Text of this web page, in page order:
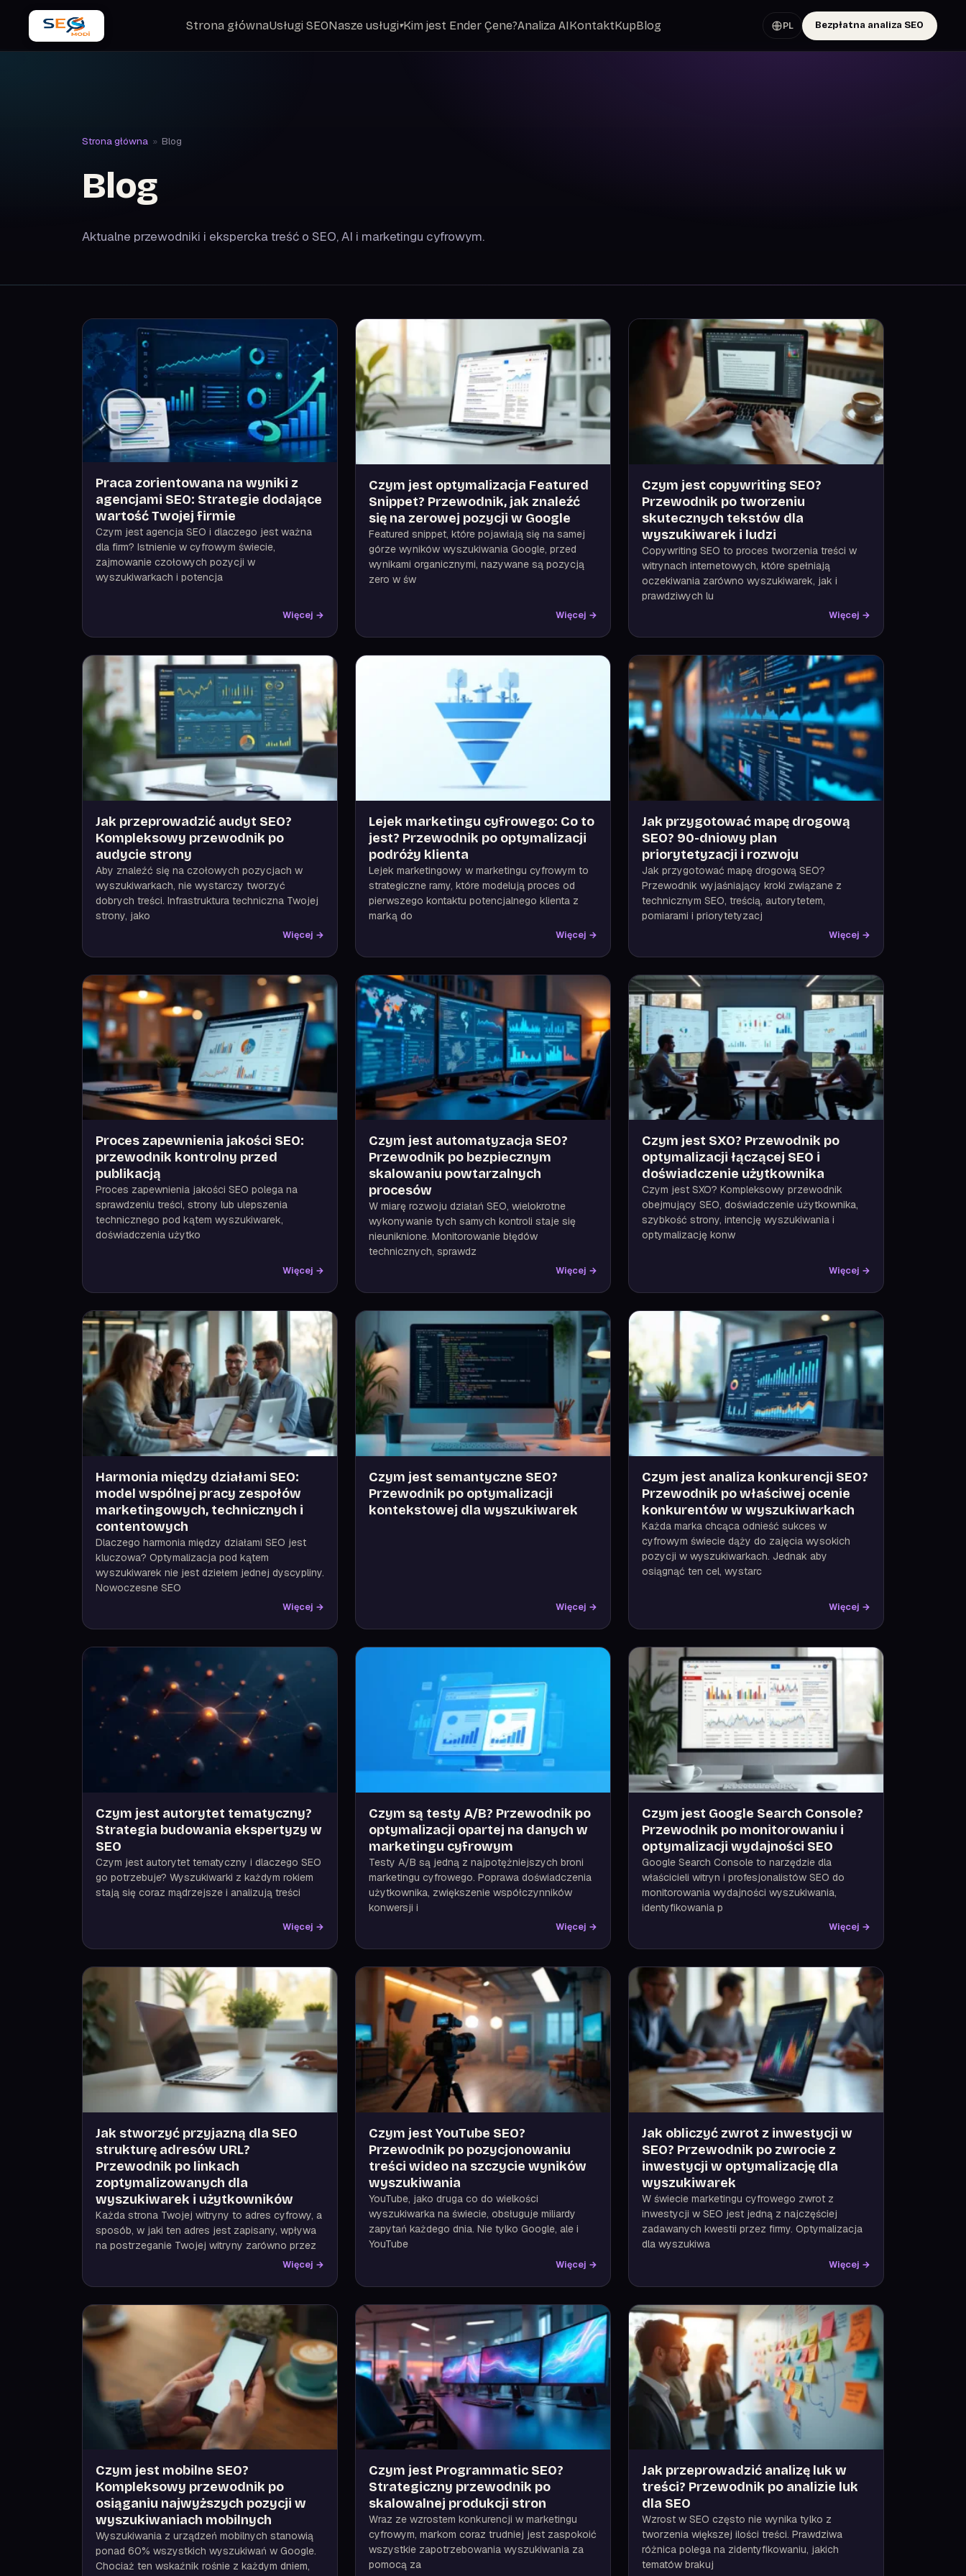
Strona głównaUsługi SEONasze usługi▾Kim jest Ender Çene?Analiza AIKontaktKupBlog PL Bezpłatna analiza SEO
Strona główna » Blog
Blog
Aktualne przewodniki i ekspercka treść o SEO, AI i marketingu cyfrowym.
Praca zorientowana na wyniki z
agencjami SEO: Strategie dodające
wartość Twojej firmie
Czym jest agencja SEO i dlaczego jest ważna
dla firm? Istnienie w cyfrowym świecie,
zajmowanie czołowych pozycji w
wyszukiwarkach i potencja
Więcej →
Czym jest optymalizacja Featured
Snippet? Przewodnik, jak znaleźć
się na zerowej pozycji w Google
Featured snippet, które pojawiają się na samej
górze wyników wyszukiwania Google, przed
wynikami organicznymi, nazywane są pozycją
zero w św
Więcej →
Czym jest copywriting SEO?
Przewodnik po tworzeniu
skutecznych tekstów dla
wyszukiwarek i ludzi
Copywriting SEO to proces tworzenia treści w
witrynach internetowych, które spełniają
oczekiwania zarówno wyszukiwarek, jak i
prawdziwych lu
Więcej →
Jak przeprowadzić audyt SEO?
Kompleksowy przewodnik po
audycie strony
Aby znaleźć się na czołowych pozycjach w
wyszukiwarkach, nie wystarczy tworzyć
dobrych treści. Infrastruktura techniczna Twojej
strony, jako
Więcej →
Lejek marketingu cyfrowego: Co to
jest? Przewodnik po optymalizacji
podróży klienta
Lejek marketingowy w marketingu cyfrowym to
strategiczne ramy, które modelują proces od
pierwszego kontaktu potencjalnego klienta z
marką do
Więcej →
Jak przygotować mapę drogową
SEO? 90-dniowy plan
priorytetyzacji i rozwoju
Jak przygotować mapę drogową SEO?
Przewodnik wyjaśniający kroki związane z
technicznym SEO, treścią, autorytetem,
pomiarami i priorytetyzacj
Więcej →
Proces zapewnienia jakości SEO:
przewodnik kontrolny przed
publikacją
Proces zapewnienia jakości SEO polega na
sprawdzeniu treści, strony lub ulepszenia
technicznego pod kątem wyszukiwarek,
doświadczenia użytko
Więcej →
Czym jest automatyzacja SEO?
Przewodnik po bezpiecznym
skalowaniu powtarzalnych
procesów
W miarę rozwoju działań SEO, wielokrotne
wykonywanie tych samych kontroli staje się
nieuniknione. Monitorowanie błędów
technicznych, sprawdz
Więcej →
Czym jest SXO? Przewodnik po
optymalizacji łączącej SEO i
doświadczenie użytkownika
Czym jest SXO? Kompleksowy przewodnik
obejmujący SEO, doświadczenie użytkownika,
szybkość strony, intencję wyszukiwania i
optymalizację konw
Więcej →
Harmonia między działami SEO:
model wspólnej pracy zespołów
marketingowych, technicznych i
contentowych
Dlaczego harmonia między działami SEO jest
kluczowa? Optymalizacja pod kątem
wyszukiwarek nie jest dziełem jednej dyscypliny.
Nowoczesne SEO
Więcej →
Czym jest semantyczne SEO?
Przewodnik po optymalizacji
kontekstowej dla wyszukiwarek
Więcej →
Czym jest analiza konkurencji SEO?
Przewodnik po właściwej ocenie
konkurentów w wyszukiwarkach
Każda marka chcąca odnieść sukces w
cyfrowym świecie dąży do zajęcia wysokich
pozycji w wyszukiwarkach. Jednak aby
osiągnąć ten cel, wystarc
Więcej →
Czym jest autorytet tematyczny?
Strategia budowania ekspertyzy w
SEO
Czym jest autorytet tematyczny i dlaczego SEO
go potrzebuje? Wyszukiwarki z każdym rokiem
stają się coraz mądrzejsze i analizują treści
Więcej →
Czym są testy A/B? Przewodnik po
optymalizacji opartej na danych w
marketingu cyfrowym
Testy A/B są jedną z najpotężniejszych broni
marketingu cyfrowego. Poprawa doświadczenia
użytkownika, zwiększenie współczynników
konwersji i
Więcej →
Czym jest Google Search Console?
Przewodnik po monitorowaniu i
optymalizacji wydajności SEO
Google Search Console to narzędzie dla
właścicieli witryn i profesjonalistów SEO do
monitorowania wydajności wyszukiwania,
identyfikowania p
Więcej →
Jak stworzyć przyjazną dla SEO
strukturę adresów URL?
Przewodnik po linkach
zoptymalizowanych dla
wyszukiwarek i użytkowników
Każda strona Twojej witryny to adres cyfrowy, a
sposób, w jaki ten adres jest zapisany, wpływa
na postrzeganie Twojej witryny zarówno przez
Więcej →
Czym jest YouTube SEO?
Przewodnik po pozycjonowaniu
treści wideo na szczycie wyników
wyszukiwania
YouTube, jako druga co do wielkości
wyszukiwarka na świecie, obsługuje miliardy
zapytań każdego dnia. Nie tylko Google, ale i
YouTube
Więcej →
Jak obliczyć zwrot z inwestycji w
SEO? Przewodnik po zwrocie z
inwestycji w optymalizację dla
wyszukiwarek
W świecie marketingu cyfrowego zwrot z
inwestycji w SEO jest jedną z najczęściej
zadawanych kwestii przez firmy. Optymalizacja
dla wyszukiwa
Więcej →
Czym jest mobilne SEO?
Kompleksowy przewodnik po
osiąganiu najwyższych pozycji w
wyszukiwaniach mobilnych
Wyszukiwania z urządzeń mobilnych stanowią
ponad 60% wszystkich wyszukiwań w Google.
Chociaż ten wskaźnik rośnie z każdym dniem,
Czym jest Programmatic SEO?
Strategiczny przewodnik po
skalowalnej produkcji stron
Wraz ze wzrostem konkurencji w marketingu
cyfrowym, markom coraz trudniej jest zaspokoić
wszystkie zapotrzebowania wyszukiwania za
pomocą za
Jak przeprowadzić analizę luk w
treści? Przewodnik po analizie luk
dla SEO
Wzrost w SEO często nie wynika tylko z
tworzenia większej ilości treści. Prawdziwa
różnica polega na zidentyfikowaniu, jakich
tematów brakuj